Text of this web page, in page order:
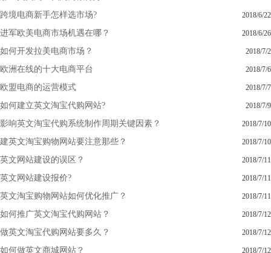
跨境电商新手怎样选市场? 2018/6/22
进军欧美电商市场机遇在哪？ 2018/6/26
如何开发拉美电商市场？ 2018/7/2
欧洲在线的十大电商平台 2018/7/6
欧盟电商的运营模式 2018/7/7
如何建立英文淘宝代购网站? 2018/7/9
影响英文淘宝代购系统制作周期关键因素？ 2018/7/10
建英文淘宝购物网站要注意那些？ 2018/7/10
英文网站建设的误区？ 2018/7/11
英文网站建设报价? 2018/7/11
英文淘宝购物网站如何优化推广？ 2018/7/11
如何推广英文淘宝代购网站？ 2018/7/12
做英文淘宝代购网站要多久？ 2018/7/12
如何做英文商城网站？ 2018/7/12